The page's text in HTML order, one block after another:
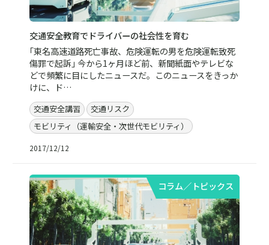
交通安全教育でドライバーの社会性を育む
｢東名高速道路死亡事故、危険運転の男を危険運転致死
傷罪で起訴｣ 今から1ヶ月ほど前、新聞紙面やテレビな
どで頻繁に目にしたニュースだ。このニュースをきっか
けに、ド…
交通安全講習
交通リスク
モビリティ（運輸安全・次世代モビリティ）
2017/12/12
コラム／トピックス